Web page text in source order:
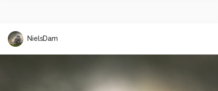
NielsDam